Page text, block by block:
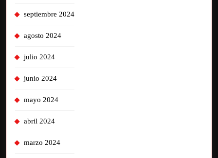
septiembre 2024
agosto 2024
julio 2024
junio 2024
mayo 2024
abril 2024
marzo 2024